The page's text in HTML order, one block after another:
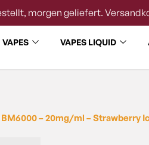
morgen geliefert.
VAPES VAPES LIQUID
BM6000 – 20mg/ml – Strawberry